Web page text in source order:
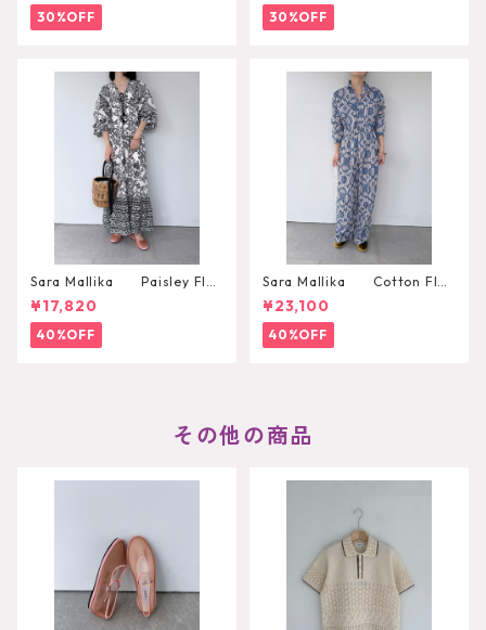
30%OFF 30%OFF
Sara Mallika Paisley Flo
wer Print Dress
¥17,820
40%OFF
Sara Mallika Cotton Flo
wer Signal Print All In One
¥23,100
40%OFF
その他の商品